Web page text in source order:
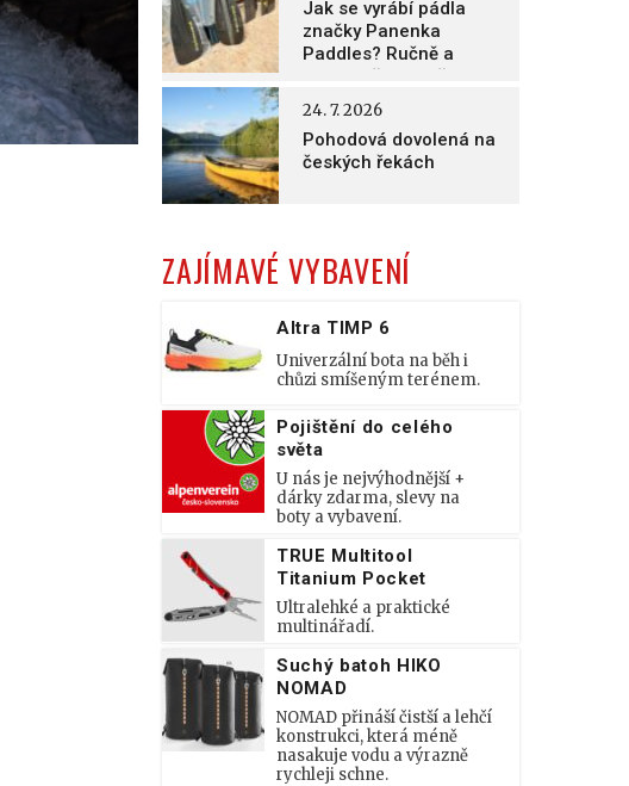
Jak se vyrábí pádla
značky Panenka
Paddles? Ručně a
nesmírně poctivě!
Pohodová dovolená na
českých řekách
24. 7. 2026
ZAJÍMAVÉ VYBAVENÍ
Altra TIMP 6
Univerzální bota na běh i
chůzi smíšeným terénem.
Pojištění do celého
světa
U nás je nejvýhodnější +
dárky zdarma, slevy na
boty a vybavení.
TRUE Multitool
Titanium Pocket
Ultralehké a praktické
multinářadí.
Suchý batoh HIKO
NOMAD
NOMAD přináší čistší a lehčí
konstrukci, která méně
nasakuje vodu a výrazně
rychleji schne.